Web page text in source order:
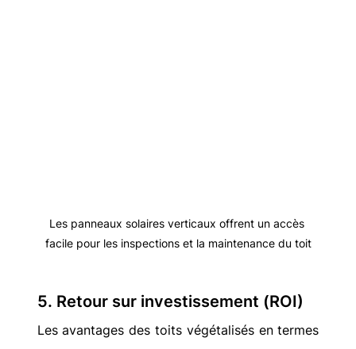
Les panneaux solaires verticaux offrent un accès
facile pour les inspections et la maintenance du toit
5. Retour sur investissement (ROI)
Les avantages des toits végétalisés en termes